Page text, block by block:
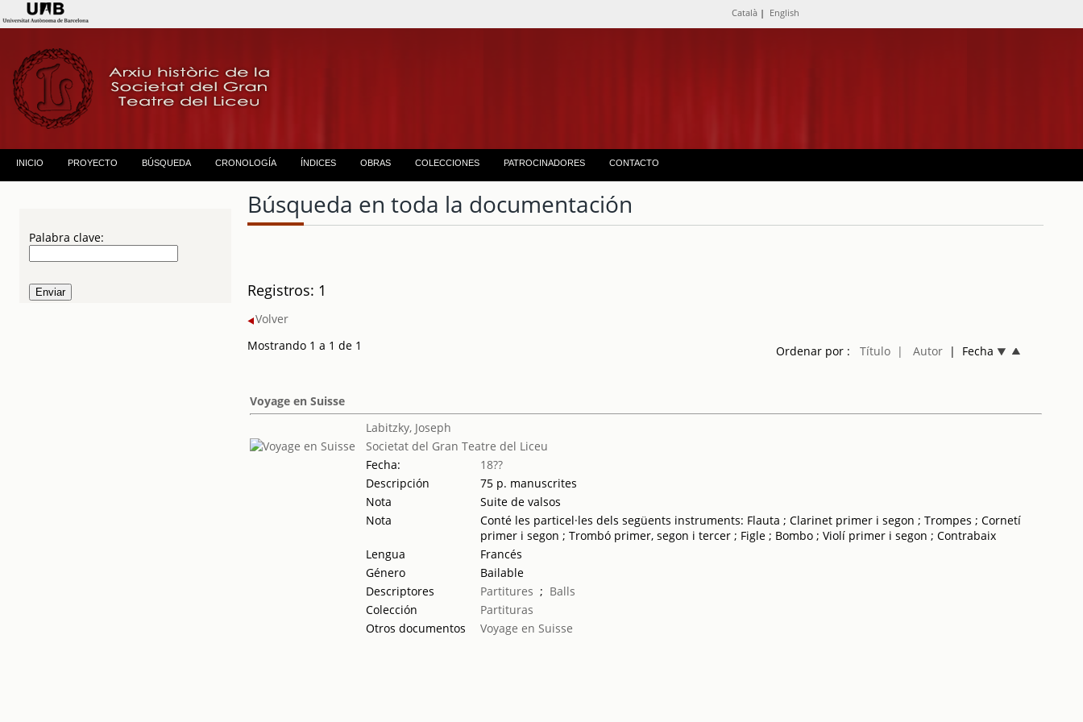
Català | English
INICIO PROYECTO BÚSQUEDA CRONOLOGÍA ÍNDICES OBRAS COLECCIONES PATROCINADORES CONTACTO
Palabra clave:
Búsqueda en toda la documentación
Registros: 1
Volver
Mostrando 1 a 1 de 1
Ordenar por : Título | Autor| Fecha
Voyage en Suisse
Labitzky, Joseph
Societat del Gran Teatre del Liceu
Fecha:
18??
Descripción
75 p. manuscrites
Nota
Suite de valsos
Nota
Conté les particel·les dels següents instruments: Flauta ; Clarinet primer i segon ; Trompes ; Cornetí
primer i segon ; Trombó primer, segon i tercer ; Figle ; Bombo ; Violí primer i segon ; Contrabaix
Lengua
Francés
Género
Bailable
Descriptores
Partitures ; Balls
Colección
Partituras
Otros documentos
Voyage en Suisse